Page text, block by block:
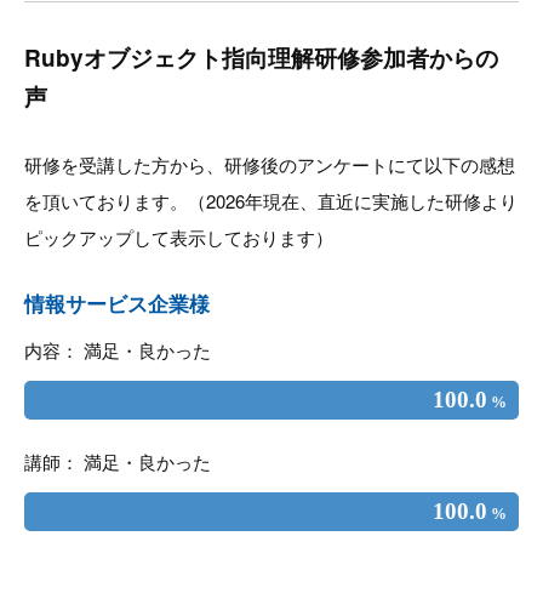
Rubyオブジェクト指向理解研修参加者からの
声
研修を受講した方から、研修後のアンケートにて以下の感想
を頂いております。（2026年現在、直近に実施した研修より
ピックアップして表示しております）
情報サービス企業様
内容： 満足・良かった
100.0 %
講師： 満足・良かった
100.0 %